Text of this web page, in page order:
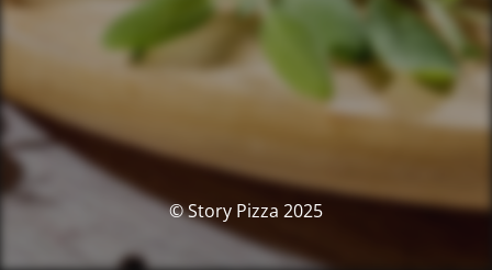
© Story Pizza 2025